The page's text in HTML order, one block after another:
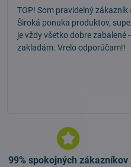
TOP! Som pravidelný
Široká ponuka produktov,
je vždy všetko dobre zabalené
zakladám. Vrelo odporúčam!!
99% spokojných zákazníkov